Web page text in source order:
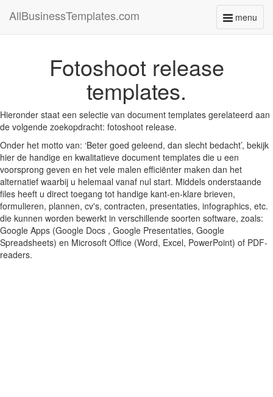
menu
Toggle
AllBusinessTemplates.com
Fotoshoot release
templates.
Hieronder staat een selectie van document templates gerelateerd aan
de volgende zoekopdracht: fotoshoot release.
Onder het motto van: ‘Beter goed geleend, dan slecht bedacht’, bekijk
hier de handige en kwalitatieve document templates die u een
voorsprong geven en het vele malen efficiënter maken dan het
alternatief waarbij u helemaal vanaf nul start. Middels onderstaande
files heeft u direct toegang tot handige kant-en-klare brieven,
formulieren, plannen, cv's, contracten, presentaties, infographics, etc.
die kunnen worden bewerkt in verschillende soorten software, zoals:
Google Apps (Google Docs , Google Presentaties, Google
Spreadsheets) en Microsoft Office (Word, Excel, PowerPoint) of PDF-
readers.